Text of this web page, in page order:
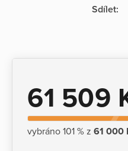
Sdílet:
61 509
vybráno 101 % z 61 000